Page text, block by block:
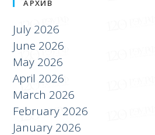
July 2026
June 2026
May 2026
April 2026
March 2026
February 2026
January 2026
December 2025